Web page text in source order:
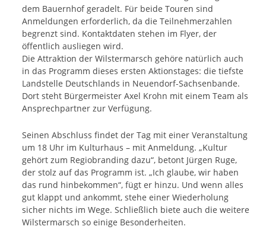
dem Bauernhof geradelt. Für beide Touren sind
Anmeldungen erforderlich, da die Teilnehmerzahlen
begrenzt sind. Kontaktdaten stehen im Flyer, der
öffentlich ausliegen wird.
Die Attraktion der Wilstermarsch gehöre natürlich auch
in das Programm dieses ersten Aktionstages: die tiefste
Landstelle Deutschlands in Neuendorf-Sachsenbande.
Dort steht Bürgermeister Axel Krohn mit einem Team als
Ansprechpartner zur Verfügung.
Seinen Abschluss findet der Tag mit einer Veranstaltung
um 18 Uhr im Kulturhaus – mit Anmeldung. „Kultur
gehört zum Regiobranding dazu“, betont Jürgen Ruge,
der stolz auf das Programm ist. „Ich glaube, wir haben
das rund hinbekommen“, fügt er hinzu. Und wenn alles
gut klappt und ankommt, stehe einer Wiederholung
sicher nichts im Wege. Schließlich biete auch die weitere
Wilstermarsch so einige Besonderheiten.